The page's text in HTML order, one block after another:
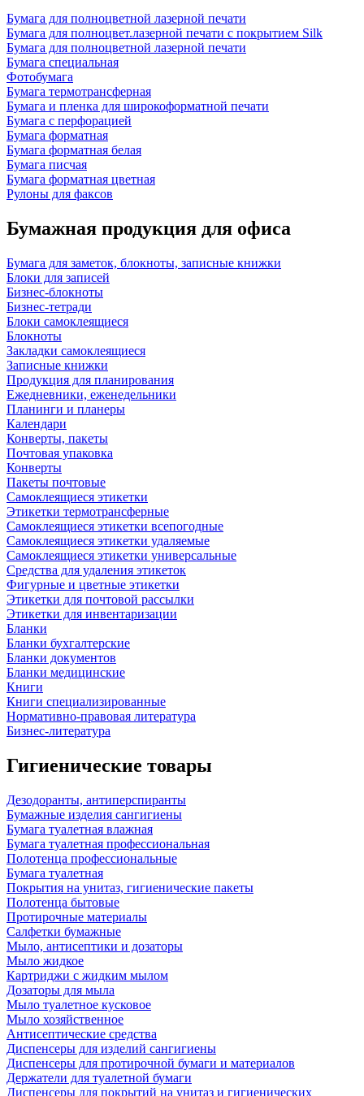
Бумага для полноцветной лазерной печати
Бумага для полноцвет.лазерной печати с покрытием Silk
Бумага для полноцветной лазерной печати
Бумага специальная
Фотобумага
Бумага термотрансферная
Бумага и пленка для широкоформатной печати
Бумага с перфорацией
Бумага форматная
Бумага форматная белая
Бумага писчая
Бумага форматная цветная
Рулоны для факсов
Бумажная продукция для офиса
Бумага для заметок, блокноты, записные книжки
Блоки для записей
Бизнес-блокноты
Бизнес-тетради
Блоки самоклеящиеся
Блокноты
Закладки самоклеящиеся
Записные книжки
Продукция для планирования
Ежедневники, еженедельники
Планинги и планеры
Календари
Конверты, пакеты
Почтовая упаковка
Конверты
Пакеты почтовые
Самоклеящиеся этикетки
Этикетки термотрансферные
Самоклеящиеся этикетки всепогодные
Самоклеящиеся этикетки удаляемые
Самоклеящиеся этикетки универсальные
Средства для удаления этикеток
Фигурные и цветные этикетки
Этикетки для почтовой рассылки
Этикетки для инвентаризации
Бланки
Бланки бухгалтерские
Бланки документов
Бланки медицинские
Книги
Книги специализированные
Нормативно-правовая литература
Бизнес-литература
Гигиенические товары
Дезодоранты, антиперспиранты
Бумажные изделия сангигиены
Бумага туалетная влажная
Бумага туалетная профессиональная
Полотенца профессиональные
Бумага туалетная
Покрытия на унитаз, гигиенические пакеты
Полотенца бытовые
Протирочные материалы
Салфетки бумажные
Мыло, антисептики и дозаторы
Мыло жидкое
Картриджи с жидким мылом
Дозаторы для мыла
Мыло туалетное кусковое
Мыло хозяйственное
Антисептические средства
Диспенсеры для изделий сангигиены
Диспенсеры для протирочной бумаги и материалов
Держатели для туалетной бумаги
Диспенсеры для покрытий на унитаз и гигиенических